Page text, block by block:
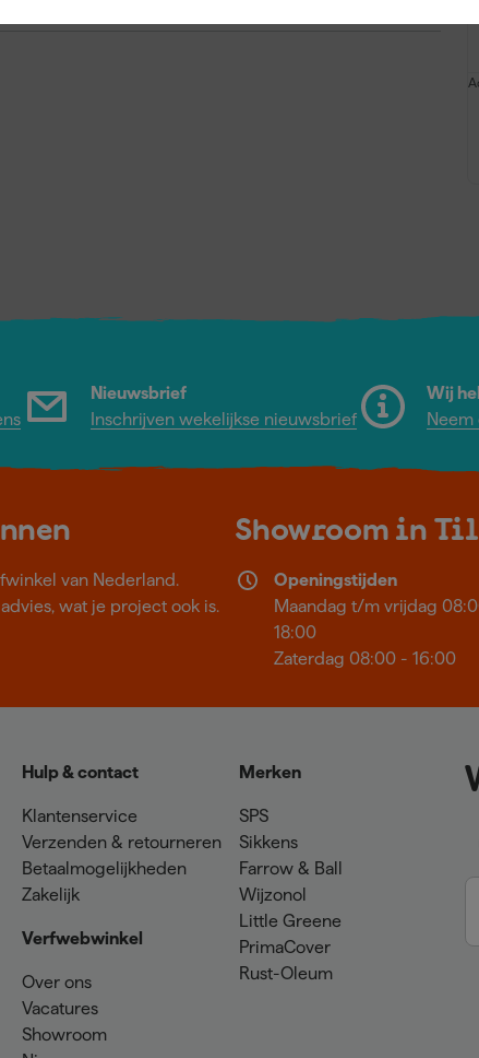
Nieuwsbrief
Inschrijven wekelijkse nieuwsbrief
Wij
van Nederland.
wat je project ook is.
Showroom in
Openingstijden
Maandag t/m vrijdag
18:00
Zaterdag 08:00 - 16:00
Hulp & contact
Klantenservice
Verzenden & retourneren
Betaalmogelijkheden
Zakelijk
Verfwebwinkel
Over ons
Vacatures
Showroom
Merken
SPS
Sikkens
Farrow & Ball
Wijzonol
Little Greene
PrimaCover
Rust-Oleum